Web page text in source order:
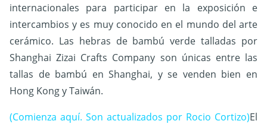
internacionales para participar en la exposición e
intercambios y es muy conocido en el mundo del arte
cerámico. Las hebras de bambú verde talladas por
Shanghai Zizai Crafts Company son únicas entre las
tallas de bambú en Shanghai, y se venden bien en
Hong Kong y Taiwán.
(Comienza aquí. Son actualizados por Rocio Cortizo)El